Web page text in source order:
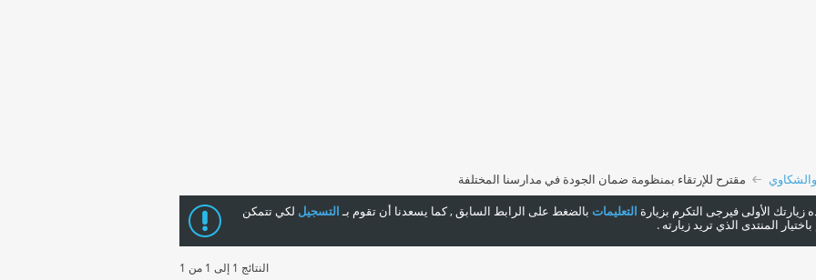
مقترح للإرتقاء بمنظومة ضمان الجودة في مدارسنا المختلفة
زيارتك الأولى فيرجى التكرم بزيارة التعليمات بالضغط على الرابط السابق , كما يسعدنا أن تقوم بـالتسجيل لكي تتمكن
المنتدى الذي تريد زيارته .
النتائج 1 إلى 1 من 1